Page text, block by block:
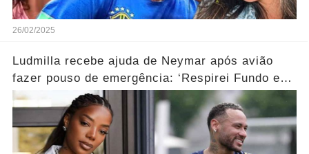
26/02/2025
Ludmilla recebe ajuda de Neymar após avião
fazer pouso de emergência: ‘Respirei Fundo e
Liguei para Neymar’...Ver mais